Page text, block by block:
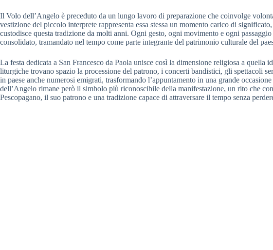
Il Volo dell’Angelo è preceduto da un lungo lavoro di preparazione che coinvolge
vestizione del piccolo interprete rappresenta essa stessa un momento carico di
custodisce questa tradizione da molti anni. Ogni gesto, ogni movimento e ogni
consolidato, tramandato nel tempo come parte integrante del patrimonio culturale del
La festa dedicata a San Francesco da Paola unisce così la dimensione religiosa a quella
liturgiche trovano spazio la processione del patrono, i concerti bandistici, gli spettacoli
in paese anche numerosi emigrati, trasformando l’appuntamento in una grande
dell’Angelo rimane però il simbolo più riconoscibile della manifestazione, un rito che
Pescopagano, il suo patrono e una tradizione capace di attraversare il tempo senza